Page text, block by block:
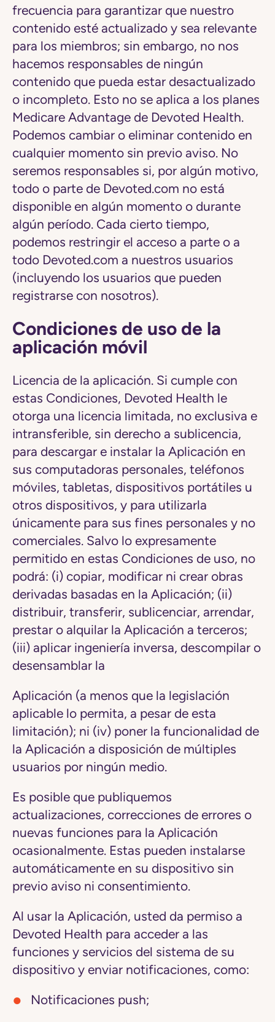
frecuencia para garantizar que nuestro
contenido esté actualizado y sea relevante
para los miembros; sin embargo, no nos
hacemos responsables de ningún
contenido que pueda estar desactualizado
o incompleto. Esto no se aplica a los planes
Medicare Advantage de Devoted Health.
Podemos cambiar o eliminar contenido en
cualquier momento sin previo aviso. No
seremos responsables si, por algún motivo,
todo o parte de Devoted.com no está
disponible en algún momento o durante
algún período. Cada cierto tiempo,
podemos restringir el acceso a parte o a
todo Devoted.com a nuestros usuarios
(incluyendo los usuarios que pueden
registrarse con nosotros).
Condiciones de uso de la
aplicación móvil
Licencia de la aplicación. Si cumple con
estas Condiciones, Devoted Health le
otorga una licencia limitada, no exclusiva e
intransferible, sin derecho a sublicencia,
para descargar e instalar la Aplicación en
sus computadoras personales, teléfonos
móviles, tabletas, dispositivos portátiles u
otros dispositivos, y para utilizarla
únicamente para sus fines personales y no
comerciales. Salvo lo expresamente
permitido en estas Condiciones de uso, no
podrá: (i) copiar, modificar ni crear obras
derivadas basadas en la Aplicación; (ii)
distribuir, transferir, sublicenciar, arrendar,
prestar o alquilar la Aplicación a terceros;
(iii) aplicar ingeniería inversa, descompilar o
desensamblar la
Aplicación (a menos que la legislación
aplicable lo permita, a pesar de esta
limitación); ni (iv) poner la funcionalidad de
la Aplicación a disposición de múltiples
usuarios por ningún medio.
Es posible que publiquemos
actualizaciones, correcciones de errores o
nuevas funciones para la Aplicación
ocasionalmente. Estas pueden instalarse
automáticamente en su dispositivo sin
previo aviso ni consentimiento.
Al usar la Aplicación, usted da permiso a
Devoted Health para acceder a las
funciones y servicios del sistema de su
dispositivo y enviar notificaciones, como:
Notificaciones push;